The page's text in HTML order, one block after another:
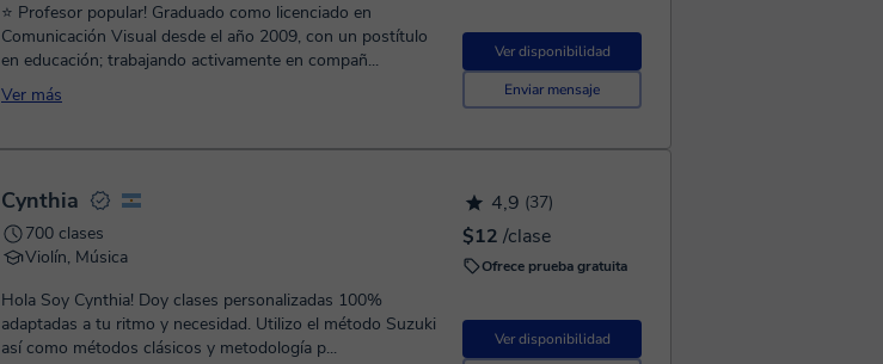
Ver disponibilidad
Enviar mensaje
⭐ Profesor popular! Graduado como licenciado en
Comunicación Visual desde el año 2009, con un postítulo
en educación; trabajando activamente en compañ...
Ver más
4,9 (37)
$12 /clase
Ofrece prueba gratuita
Ver disponibilidad
Cynthia
700 clases
Violín, Música
Hola Soy Cynthia! Doy clases personalizadas 100%
adaptadas a tu ritmo y necesidad. Utilizo el método Suzuki
así como métodos clásicos y metodología p...